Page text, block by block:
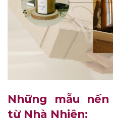
Những mẫu
từ Nhà Nhiên: